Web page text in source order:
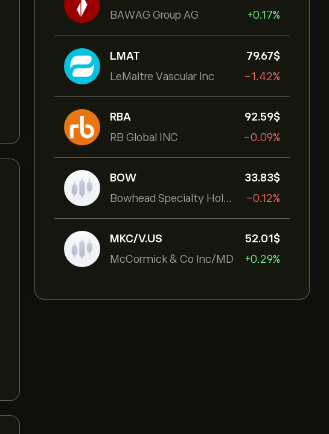
BAWAG Group AG
+0.17%
LMAT
LeMaitre Vascular Inc
79.67‎$‎
-1.42%
RBA
RB Global INC
92.59‎$‎
-0.09%
BOW
Bowhead Specialty Holdings Inc
33.83‎$‎
-0.12%
MKC/V.US
McCormick & Co Inc/MD
52.01‎$‎
+0.29%